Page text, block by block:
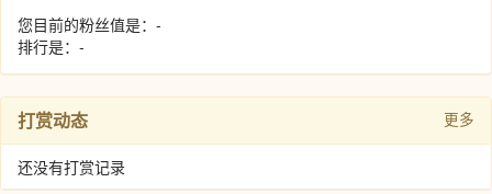
您目前的粉丝值是：-
排行是：-
打赏动态 更多
还没有打赏记录